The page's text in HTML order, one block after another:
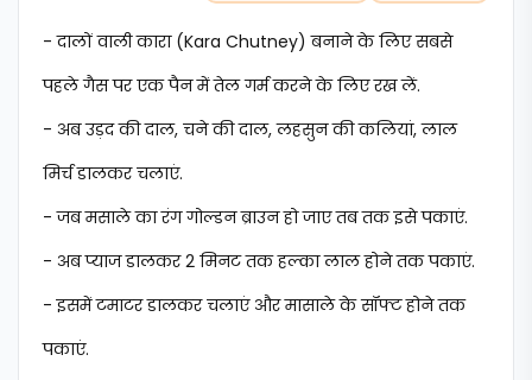
- दालों वाली कारा (Kara Chutney) बनाने के लिए सबसे
पहले गैस पर एक पैन में तेल गर्म करने के लिए रख लें.
- अब उड़द की दाल, चने की दाल, लहसुन की कलियां, लाल
मिर्च डालकर चलाएं.
- जब मसाले का रंग गोल्डन ब्राउन हो जाए तब तक इसे पकाएं.
- अब प्याज डालकर 2 मिनट तक हल्का लाल होने तक पकाएं.
- इसमें टमाटर डालकर चलाएं और मासाले के सॉफ्ट होने तक
पकाएं.